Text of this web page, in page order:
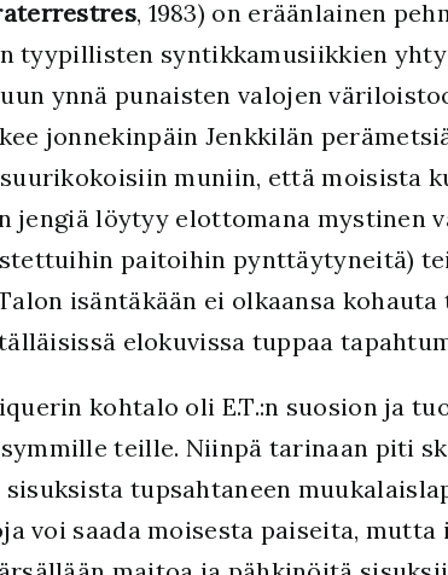
, 1983) on eräänlainen
tyypillisten syntikkamusiikkien
ynnä punaisten valojen
jonnekinpäin Jenkkilän
muniin, että moisista
jengiä löytyy elottomana mystinen
paitoihin pynttäytyneitä)
isäntäkään ei olkaansa kohauta
elokuvissa tuppaa
kohtalo oli E.T.:n suosion ja
teille. Niinpä tarinaan piti
tupsahtaneen
voi saada moisesta paiseita, mutta